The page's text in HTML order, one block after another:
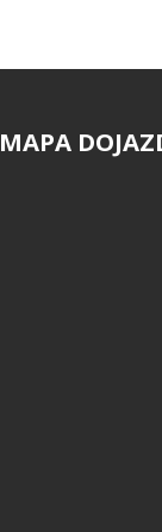
MAPA